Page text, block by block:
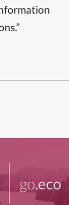
go.eco